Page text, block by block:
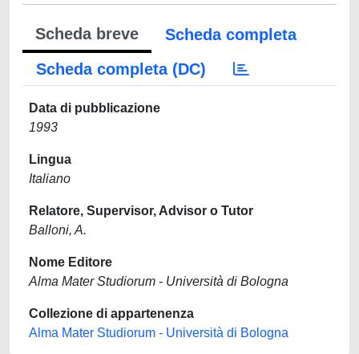
Scheda breve
Scheda completa
Scheda completa (DC)
Data di pubblicazione
1993
Lingua
Italiano
Relatore, Supervisor, Advisor o Tutor
Balloni, A.
Nome Editore
Alma Mater Studiorum - Università di Bologna
Collezione di appartenenza
Alma Mater Studiorum - Università di Bologna